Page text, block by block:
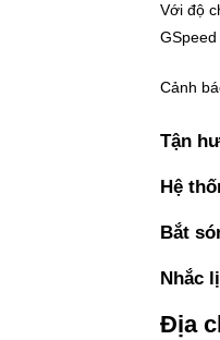
Với độ
Cảnh
Tận
Hệ
Bắt
Nhắc
Địa